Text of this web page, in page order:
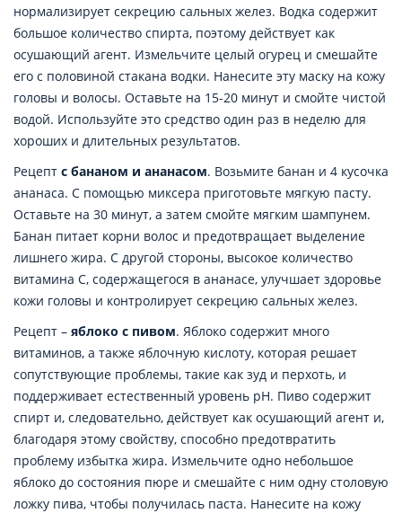
нормализирует секрецию сальных желез. Водка содержит
большое количество спирта, поэтому действует как
осушающий агент. Измельчите целый огурец и смешайте
его с половиной стакана водки. Нанесите эту маску на кожу
головы и волосы. Оставьте на 15-20 минут и смойте чистой
водой. Используйте это средство один раз в неделю для
хороших и длительных результатов.
Рецепт с бананом и ананасом. Возьмите банан и 4 кусочка
ананаса. С помощью миксера приготовьте мягкую пасту.
Оставьте на 30 минут, а затем смойте мягким шампунем.
Банан питает корни волос и предотвращает выделение
лишнего жира. С другой стороны, высокое количество
витамина С, содержащегося в ананасе, улучшает здоровье
кожи головы и контролирует секрецию сальных желез.
Рецепт – яблоко с пивом. Яблоко содержит много
витаминов, а также яблочную кислоту, которая решает
сопутствующие проблемы, такие как зуд и перхоть, и
поддерживает естественный уровень pH. Пиво содержит
спирт и, следовательно, действует как осушающий агент и,
благодаря этому свойству, способно предотвратить
проблему избытка жира. Измельчите одно небольшое
яблоко до состояния пюре и смешайте с ним одну столовую
ложку пива, чтобы получилась паста. Нанесите на кожу